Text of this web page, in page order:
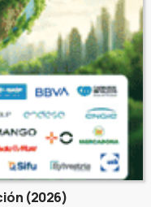
(2026)